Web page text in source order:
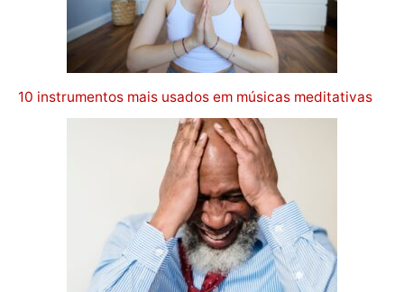
10 instrumentos mais usados em músicas meditativas